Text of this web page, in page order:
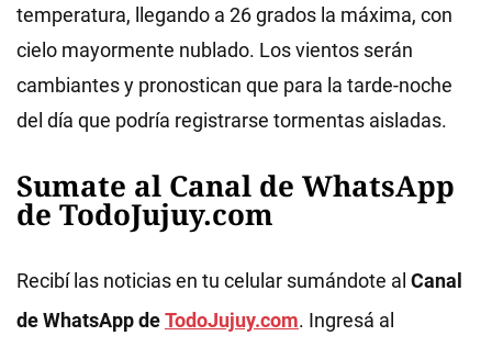
temperatura, llegando a 26 grados la máxima, con
cielo mayormente nublado. Los vientos serán
cambiantes y pronostican que para la tarde-noche
del día que podría registrarse tormentas aisladas.
Sumate al Canal de WhatsApp
de TodoJujuy.com
Recibí las noticias en tu celular sumándote al Canal
de WhatsApp deTodoJujuy.com. Ingresá al